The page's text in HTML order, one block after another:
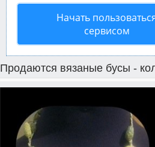
Начать
сервисом
Продаются вязаные бусы -